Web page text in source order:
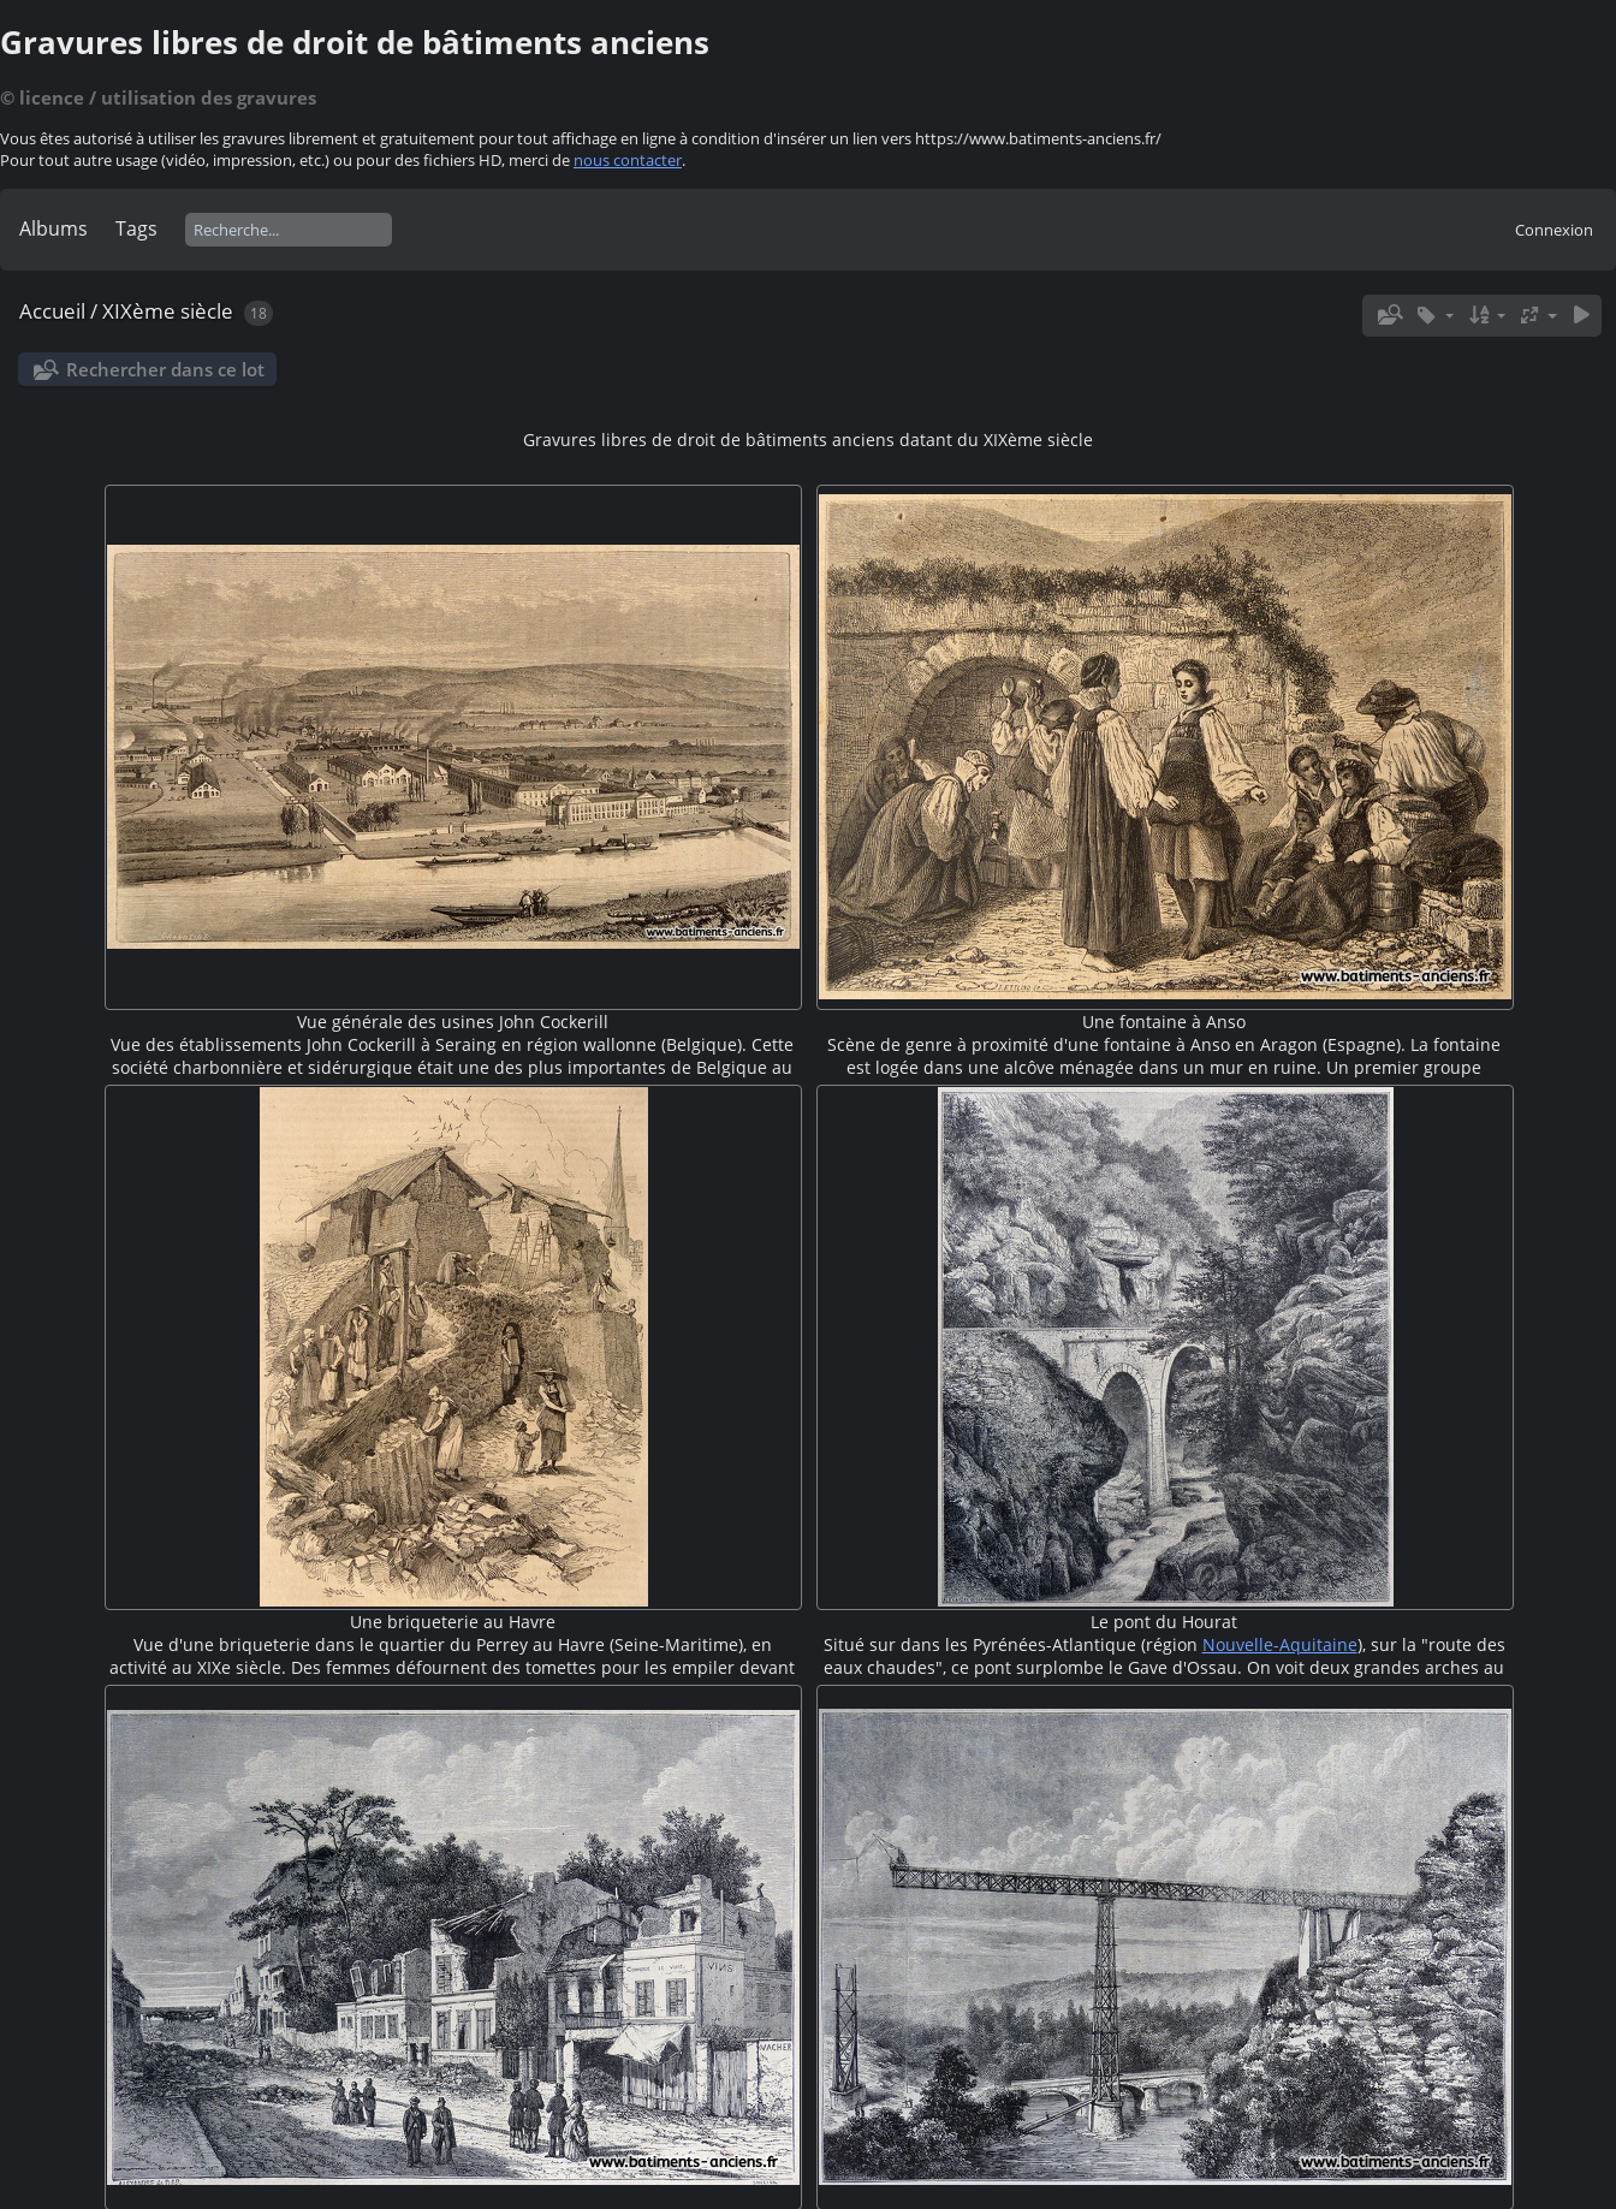
Gravures libres de droit de bâtiments anciens
© licence / utilisation des gravures
Vous êtes autorisé à utiliser les gravures librement et gratuitement pour tout affichage en ligne à condition d'insérer un lien vers https://www.batiments-anciens.fr/
Pour tout autre usage (vidéo, impression, etc.) ou pour des fichiers HD, merci de nous contacter.
Albums Tags Connexion
Accueil /XIXème siècle 18
Rechercher dans ce lot
Gravures libres de droit de bâtiments anciens datant du XIXème siècle
Vue générale des usines John Cockerill
Vue des établissements John Cockerill à Seraing en région wallonne (Belgique). Cette
société charbonnière et sidérurgique était une des plus importantes de Belgique au
XIXe siècle. Les grands bâtiments du site industriel prennent place dans une plaine,
au bord d'une rivière. De hautes cheminées ponctuent le paysage. Au premier plan à
droite, des bâtiments administratifs aux allures de château côtoient un petit village.
Une fontaine à Anso
Scène de genre à proximité d'une fontaine à Anso en Aragon (Espagne). La fontaine
est logée dans une alcôve ménagée dans un mur en ruine. Un premier groupe
remplit d'eau ses récipients, un personnage boit à une cruche. A droite, un homme
joue de la guitare pour des femmes et un enfant. Deux de ces femmes en habits
traditionnels esquissent quelques pas de danse. Cette gravure a été réalisée d'après
un tableau de M. antigna.
Une briqueterie au Havre
Vue d'une briqueterie dans le quartier du Perrey au Havre (Seine-Maritime), en
activité au XIXe siècle. Des femmes défournent des tomettes pour les empiler devant
le four. Elles vont et vienne sur une petit sentier raide tandis qu'une autre évacue les
tomettes ratées dans une décharge. On devine au loin la flèche d'une église.
Quelques mouettes dans le ciel rappellent la proximité de la mer.
Le pont du Hourat
Situé sur dans les Pyrénées-Atlantique (région Nouvelle-Aquitaine), sur la "route des
eaux chaudes", ce pont surplombe le Gave d'Ossau. On voit deux grandes arches au
dessus du ruisseau de montagne tumultueux. La route est construite dans la paroi
rocheuse. "Hourat" veut dire "trou", c'est donc un toponyme assez courant dans les
Pyrénées.